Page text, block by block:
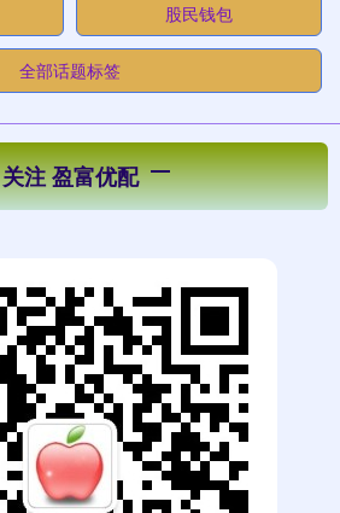
股民钱包
全部话题标签
关注 盈富优配